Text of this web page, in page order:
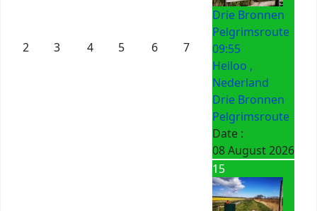
2 3 4 5 6 7
Drie Bronnen
Pelgrimsroute
09:55
Heiloo ,
Nederland
Drie Bronnen
Pelgrimsroute
Date :
08 August 2026
15